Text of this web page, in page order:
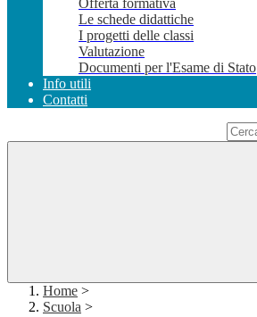
Offerta formativa
Le schede didattiche
I progetti delle classi
Valutazione
Documenti per l'Esame di Stato
Info utili
Contatti
Home >
Scuola >